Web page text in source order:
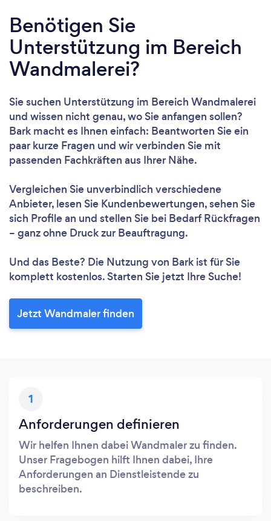
Benötigen Sie
Unterstützung im Bereich
Wandmalerei?
Sie suchen Unterstützung im Bereich Wandmalerei
und wissen nicht genau, wo Sie anfangen sollen?
Bark macht es Ihnen einfach: Beantworten Sie ein
paar kurze Fragen und wir verbinden Sie mit
passenden Fachkräften aus Ihrer Nähe.
Vergleichen Sie unverbindlich verschiedene
Anbieter, lesen Sie Kundenbewertungen, sehen Sie
sich Profile an und stellen Sie bei Bedarf Rückfragen
– ganz ohne Druck zur Beauftragung.
Und das Beste? Die Nutzung von Bark ist für Sie
komplett kostenlos. Starten Sie jetzt Ihre Suche!
Jetzt Wandmaler finden
1
Anforderungen definieren
Wir helfen Ihnen dabei Wandmaler zu finden.
Unser Fragebogen hilft Ihnen dabei, Ihre
Anforderungen an Dienstleistende zu
beschreiben.